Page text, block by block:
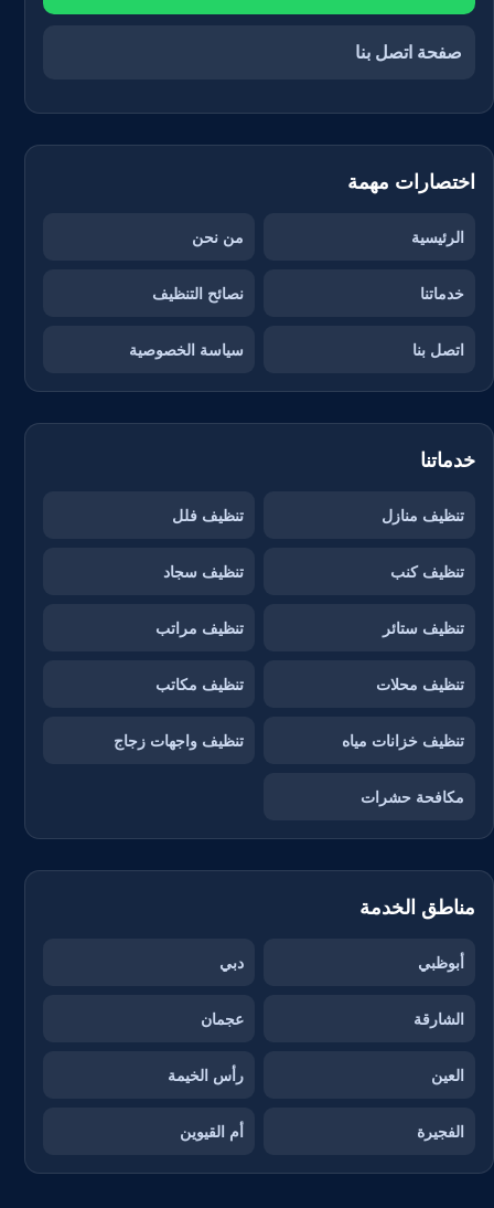
صفحة اتصل بنا
اختصارات مهمة
الرئيسية من نحن
خدماتنا نصائح التنظيف
اتصل بنا سياسة الخصوصية
خدماتنا
تنظيف منازل تنظيف فلل
تنظيف كنب تنظيف سجاد
تنظيف ستائر تنظيف مراتب
تنظيف محلات تنظيف مكاتب
تنظيف خزانات مياه تنظيف واجهات زجاج
مكافحة حشرات
مناطق الخدمة
أبوظبي دبي
الشارقة عجمان
العين رأس الخيمة
الفجيرة أم القيوين